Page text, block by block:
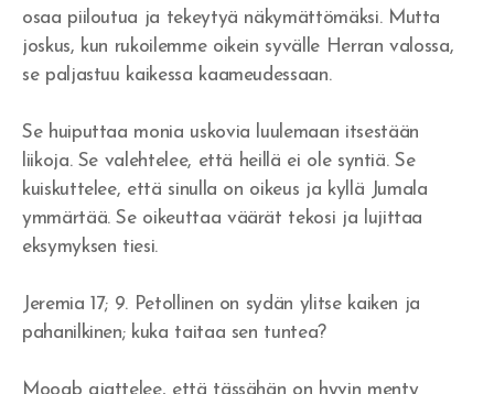
osaa piiloutua ja tekeytyä näkymättömäksi. Mutta
joskus, kun rukoilemme oikein syvälle Herran valossa,
se paljastuu kaikessa kaameudessaan.
Se huiputtaa monia uskovia luulemaan itsestään
liikoja. Se valehtelee, että heillä ei ole syntiä. Se
kuiskuttelee, että sinulla on oikeus ja kyllä Jumala
ymmärtää. Se oikeuttaa väärät tekosi ja lujittaa
eksymyksen tiesi.
Jeremia 17; 9. Petollinen on sydän ylitse kaiken ja
pahanilkinen; kuka taitaa sen tuntea?
Mooab ajattelee, että tässähän on hyvin menty
Missä on armo?
Tuli syttyy rinnassa
Eben-ezer
Rakkautta veljiäni kohtaan
Jumala vapauttaa synnistä
Armoa armon päälle